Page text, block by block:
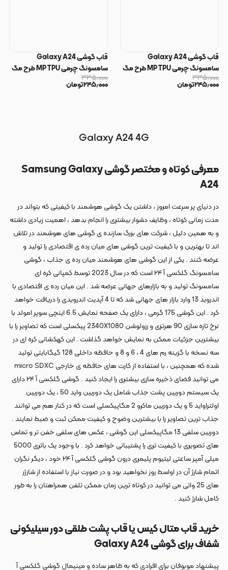
قاب گوشی Galaxy A24
سامسونگ چرمی MP TPU طرح مگ
سیف محافظ لنزدار خاکستری کد
164705
۳۳۵٫۰۰۰
۲۴۵٫۰۰۰تومان
قاب گوشی Galaxy A24
سامسونگ چرمی MP TPU طرح مگ
سیف محافظ لنزدار مشکی کد
164704
۳۳۵٫۰۰۰
۲۴۵٫۰۰۰تومان
Galaxy A24 4G
معرفی کوتاه و مختصر گوشی Samsung Galaxy
A24
در دنیای پر سرعت امروز ، داشتن یک گوشی هوشمند با کیفیتی که بتواند در
مدت زمانی کوتاه ، وظایف دشوار بیشتری را انجام بدهد ، اهمیت زیادی داشته
و به همین دلیل ، شرکت های بزرگ سازنده ی گوشی های هوشمند در تلاش
اند تا بهترین و با کیفیت ترین گوشی های میان رده ی اقتصادی را تولید و
عرضه کنند . یکی از این گوشی های هوشمند میان رده ی جذاب ، گوشی
سامسونگ گلکسی آ ۲۴ است که در سال 2023 توسط کمپانی کره ای
سامسونگ تولید و به بازارهای جهانی عرضه شد . این میان رده ی اقتصادی با
اندروید 13 وارد بازار های جهانی شد که تا 4 آپدیت اندرویدی را دریافت خواهد
کرد . این گوشی 175 گرمی ، دارای یک صفحه نمایش 6.5 اینچی سوپر امولد با
نرخ تازه سازی 90 هرتزی و رزولوشن 2340X1080 پیکسلی است که تصاویر را با
بیشترین جزئیات ممکن به نمایش خواهد گذاشت . این کهکشانی کره ای در
سه نسخه با گزینه رم های 4 ، 6 و 8 و حافظه داخلی 128 گیگابایتی تولید
شده که همچنین ، با استفاده از کارت های حافظه ی خارجی micro SDXC
می توانید فضای ذخیره سازی بیشتری را ایجاد کنید . گوشی گلکسی آ ۲۴ دارای
یک سیستم دوربین پشت جذاب شامل یک دوربین واید 50 ، یک دوربین
اولتراواید 5 و یک دوربین ماکرو 2 مگاپیکسلی است که در کنار هم می توانند
جذاب ترین تصاویر را با بیشترین وضوح و کیفیت ممکن ثبت و ضبط نمایند .
دوربین سلفی 13 مگاپیکسلی این گوشی ، عکس های سلفی خفن تر و تماس
های تصویری با کیفیت تری را پشتیبانی خواهد کرد . با وجود یک باتری 5000
میلی آمپر ساعتی لیتیوم پلیمری درون گوشی گلکسی آ ۲۴ خود ، دیگر نگران
اتمام شارژ آن در اواسط روز نخواهید بود و در صورت نیاز با استفاده از شارژر
های 25 واتی می توانید در کوتاه ترین زمان ممکن تلفن همراهتان را به طور
کامل شارژ کنید .
خرید قاب متال کیس یا قاب پشت طلقی دور سیلیکونی
شفاف برای گوشی Galaxy A24
پیشنهاد موبوفان برای افرادی که به ظاهر ساده و مینیمال گوشی گلکسی آ